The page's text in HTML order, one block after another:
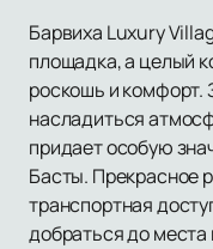
Барвиха Luxury
площадка, а целый
роскошь и комфорт.
насладиться
придает особую
Басты. Прекрасное
транспортная
добраться до